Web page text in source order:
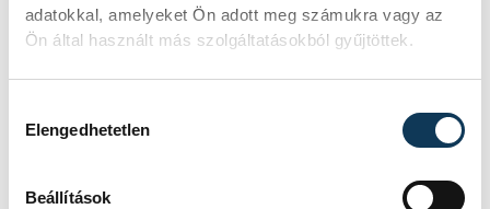
adatokkal, amelyeket Ön adott meg számukra vagy az
Ön által használt más szolgáltatásokból gyűjtöttek.
Elengedhetetlen
Beállítások
szórakoztatóan és élményszerűen.
programajánló